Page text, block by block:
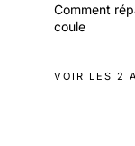
Comment
coule
VOIR LES 2